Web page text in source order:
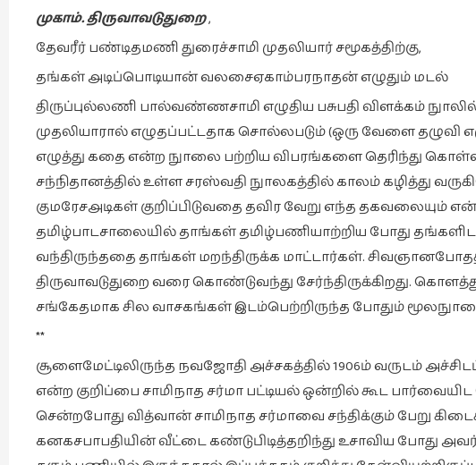
முகாம். திருவாவடுதுறை,
தேவரீர் பண்டிதமணி துரைச்சாமி முதலியார் சமூகத்திற்கு,
தங்கள் அடிப்பொடியான் வலசைஏகாம்பரநாதன் எழுதும் மடல்
திருப்புல்லணி பால்வண்ணசாமி எழுதிய பசுபதி விளக்கம்
முதலியாரால் எழுதப்பட்டதாக சொல்லபடும் (ஒரு வேளை தழுவி
எழுத்து கதை என்ற நுாலை பற்றிய விபரங்களை தெரிந்து
சந்நிதானத்தில் உள்ள சரஸ்வதி நுாலகத்தில் காலம் கழித்து
குமரேசஅடிகள் குறிப்பிடுவதை தவிர வேறு எந்த தகவலையும்
தமிழ்பாடசாலையில் தாங்கள் தமிழ்பணியாற்றிய போது
வந்திருந்ததை தாங்கள் மறந்திருக்க மாட்டார்கள்.
திருவாவடுதுறை வரை கொண்டுவந்து சேர்ந்திருக்கிறது.
சங்கேதமாக சில வாசகங்கள் இடம்பெற்றிருந்த போதும்
**
சூளைமேட்டிலிருந்த நவஜோதி அச்சகத்தில் 1906ம் வருடம்
என்ற குறிப்பை சாமிநாத சர்மா பட்டியல் ஒன்றில் கூட பார்வையிட
சென்றபோது வித்வான் சாமிநாத சர்மாவை சந்திக்கும் பேறு
கனகசபாபதியின் வீட்டை கண்டுபிடித்தறிந்து உசாவிய போது